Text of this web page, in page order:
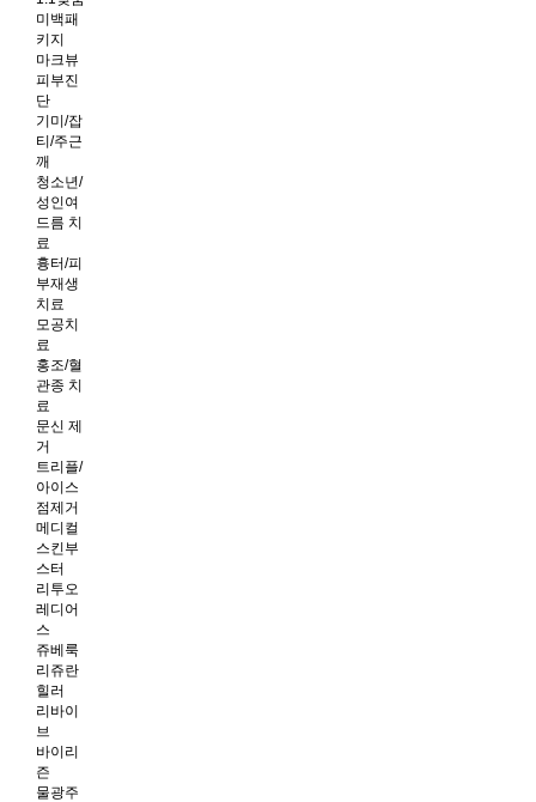
미백패
키지
마크뷰
피부진
단
기미/잡
티/주근
깨
청소년/
성인여
드름 치
료
흉터/피
부재생
치료
모공치
료
홍조/혈
관종 치
료
문신 제
거
트리플/
아이스
점제거
메디컬
스킨부
스터
리투오
레디어
스
쥬베룩
리쥬란
힐러
리바이
브
바이리
즌
물광주